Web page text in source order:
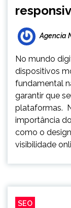
Agencia
No mundo
dispositivos
fundamental
garantir que
plataformas.
importância
como o
visibilidade
SEO